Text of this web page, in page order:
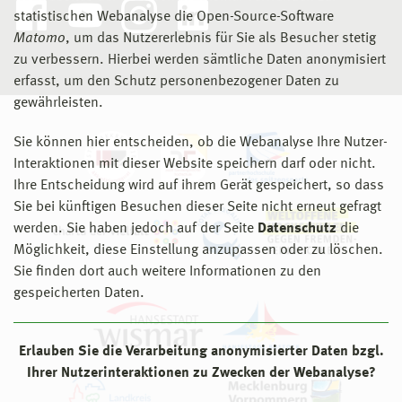
statistischen Webanalyse die Open-Source-Software
Matomo, um das Nutzererlebnis für Sie als Besucher stetig
zu verbessern. Hierbei werden sämtliche Daten anonymisiert
erfasst, um den Schutz personenbezogener Daten zu
gewährleisten.
Sie können hier entscheiden, ob die Webanalyse Ihre Nutzer-
Interaktionen mit dieser Website speichern darf oder nicht.
Ihre Entscheidung wird auf ihrem Gerät gespeichert, so dass
Sie bei künftigen Besuchen dieser Seite nicht erneut gefragt
werden. Sie haben jedoch auf der Seite Datenschutz die
Möglichkeit, diese Einstellung anzupassen oder zu löschen.
Sie finden dort auch weitere Informationen zu den
gespeicherten Daten.
Erlauben Sie die Verarbeitung anonymisierter Daten bzgl.
Ihrer Nutzerinteraktionen zu Zwecken der Webanalyse?